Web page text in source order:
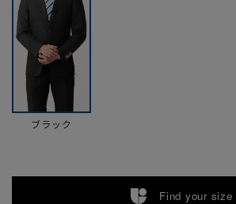
ブラック
Find your size